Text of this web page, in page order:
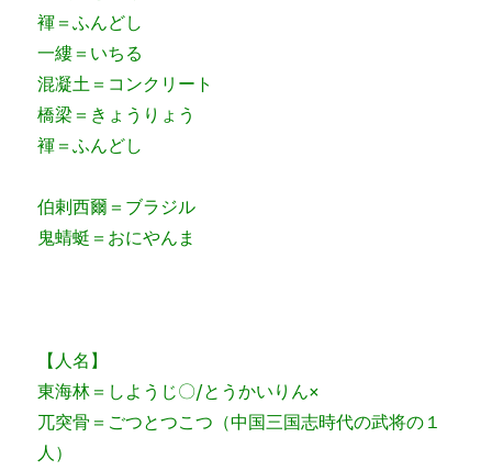
褌＝ふんどし
一縷＝いちる
混凝土＝コンクリート
橋梁＝きょうりょう
褌＝ふんどし
伯剌西爾＝ブラジル
鬼蜻蜓＝おにやんま
【人名】
東海林＝しようじ〇/とうかいりん×
兀突骨＝ごつとつこつ（中国三国志時代の武将の１
人）